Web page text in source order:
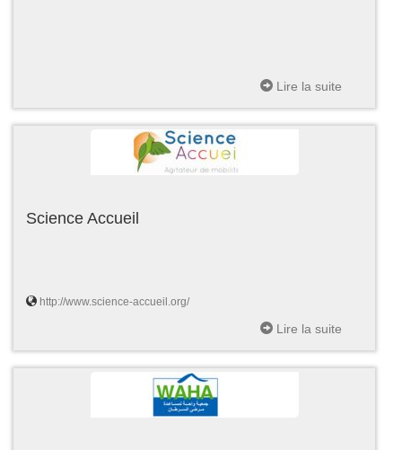
Lire la suite
Science Accueil
http://www.science-accueil.org/
Lire la suite